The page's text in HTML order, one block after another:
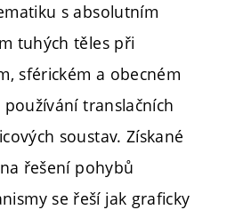
s absolutním
tuhých těles při
sférickém a obecném
translačních
soustav. Získané
řešení pohybů
se řeší jak graficky